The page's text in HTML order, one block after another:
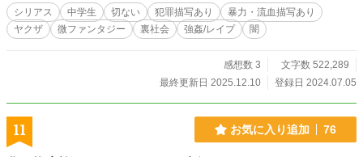
離れるものの、失意のどん底にいた僕は、更なる苦境に立た
される。 五十嵐の過去。明らかになっていく真実。黒幕の思
惑を知った僕は── 中学生×中学生？ 〈キング編〉完 『ま
なかった人物だった。 彼らの城で飼われる内に、今まで見え
ていなかった真実が見え…… 中学生×社会人(反社) 〈エピ
過度な説明もありません。 詳しく知りたい場合は、過去シリ
シリアス 中学生 切ない 犯罪描写あり
暴力・流血描写あり
ヤクザ
微ファンタジー 裏社会 強姦/レイプ 闇
感想数 3
文字数 522,289
最終更新日 2025.12.10
登録日 2024.07.05
11 お気に入り追加 76